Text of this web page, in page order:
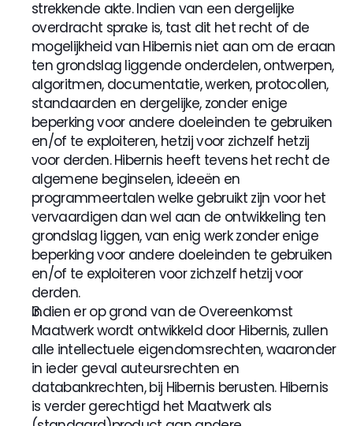
strekkende akte. Indien van een dergelijke
overdracht sprake is, tast dit het recht of de
mogelijkheid van Hibernis niet aan om de eraan
ten grondslag liggende onderdelen, ontwerpen,
algoritmen, documentatie, werken, protocollen,
standaarden en dergelijke, zonder enige
beperking voor andere doeleinden te gebruiken
en/of te exploiteren, hetzij voor zichzelf hetzij
voor derden. Hibernis heeft tevens het recht de
algemene beginselen, ideeën en
programmeertalen welke gebruikt zijn voor het
vervaardigen dan wel aan de ontwikkeling ten
grondslag liggen, van enig werk zonder enige
beperking voor andere doeleinden te gebruiken
en/of te exploiteren voor zichzelf hetzij voor
derden.
Indien er op grond van de Overeenkomst
Maatwerk wordt ontwikkeld door Hibernis, zullen
alle intellectuele eigendomsrechten, waaronder
in ieder geval auteursrechten en
databankrechten, bij Hibernis berusten. Hibernis
is verder gerechtigd het Maatwerk als